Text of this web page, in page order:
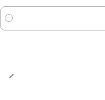
Quantidade